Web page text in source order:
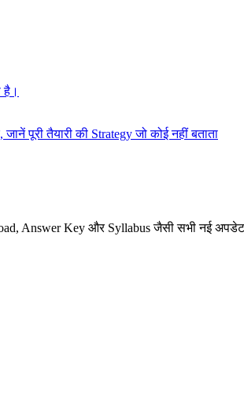
है।
पूरी तैयारी की Strategy जो कोई नहीं बताता
Answer Key और Syllabus जैसी सभी नई